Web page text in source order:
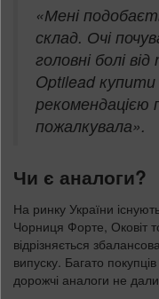
«Мені
склад. Очі
головні болі
Optilead купити
рекомендацією
пожалкувала».
Чи є аналоги?
На ринку України
Чорниця Форте, Оковіт
відрізняється
випуску. Багато
дорожчі аналоги не